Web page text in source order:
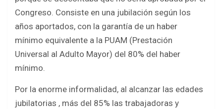
Congreso. Consiste en una jubilación según los
años aportados, con la garantía de un haber
mínimo equivalente a la PUAM (Prestación
Universal al Adulto Mayor) del 80% del haber
mínimo.
Por la enorme informalidad, al alcanzar las edades
jubilatorias , más del 85% las trabajadoras y